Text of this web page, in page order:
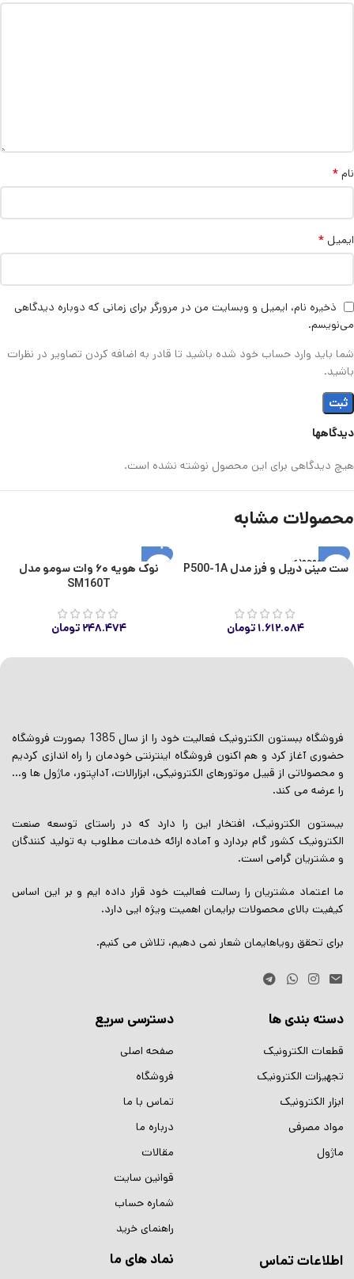
دیدگاهها
هیچ دیدگاهی برای این محصول نوشته نشده است.
نام *
ایمیل *
ذخیره نام، ایمیل و وبسایت من در مرورگر برای زمانی که دوباره دیدگاهی
می‌نویسم.
شما باید وارد حساب خود شده باشید تا قادر به اضافه کردن تصاویر در نظرات
باشید.
محصولات مشابه
اتمام موجودی
ست مینی دریل و فرز مدل P500-1A
۱.۶۱۲.۰۸۴تومان
نوک هویه ۶۰ وات سومو مدل
SM160T
۲۴۸.۴۷۴ تومان
فروشگاه ببستون الکترونیک فعالیت خود را از سال 1385 بصورت فروشگاه
حضوری آغاز کرد و هم اکنون فروشگاه اینترنتی خودمان را راه اندازی کردیم
و محصولاتی از قبیل موتورهای الکترونیکی، ابزارالات، آداپتور، ماژول ها و…
را عرضه می کند.
بیستون الکترونیک، افتخار این را دارد که در راستای توسعه صنعت
الکترونیک کشور گام بردارد و آماده ارائه خدمات مطلوب به تولید کنندگان
و مشتریان گرامی است.
ما اعتماد مشتریان را رسالت فعالیت خود قرار داده ایم و بر این اساس
کیفیت بالای محصولات برایمان اهمیت ویژه ایی دارد.
برای تحقق رویاهایمان شعار نمی دهیم، تلاش می کنیم.
دسته بندی ها
قطعات الکترونیک
تجهیزات الکترونیک
ابزار الکترونیک
مواد مصرفی
ماژول
دسترسی سریع
صفحه اصلی
فروشگاه
تماس با ما
درباره ما
مقالات
قوانین سایت
شماره حساب
راهنمای خرید
اطلاعات تماس نماد های ما